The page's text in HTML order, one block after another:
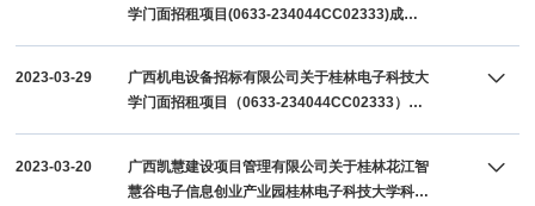
学门面招租项目(0633-234044CC02333)成交
2023-03-29
广西机电设备招标有限公司关于桂林电子科技大
学门面招租项目（0633-234044CC02333）招
2023-03-20
广西凯慧建设项目管理有限公司关于桂林花江智
慧谷电子信息创业产业园桂林电子科技大学科技